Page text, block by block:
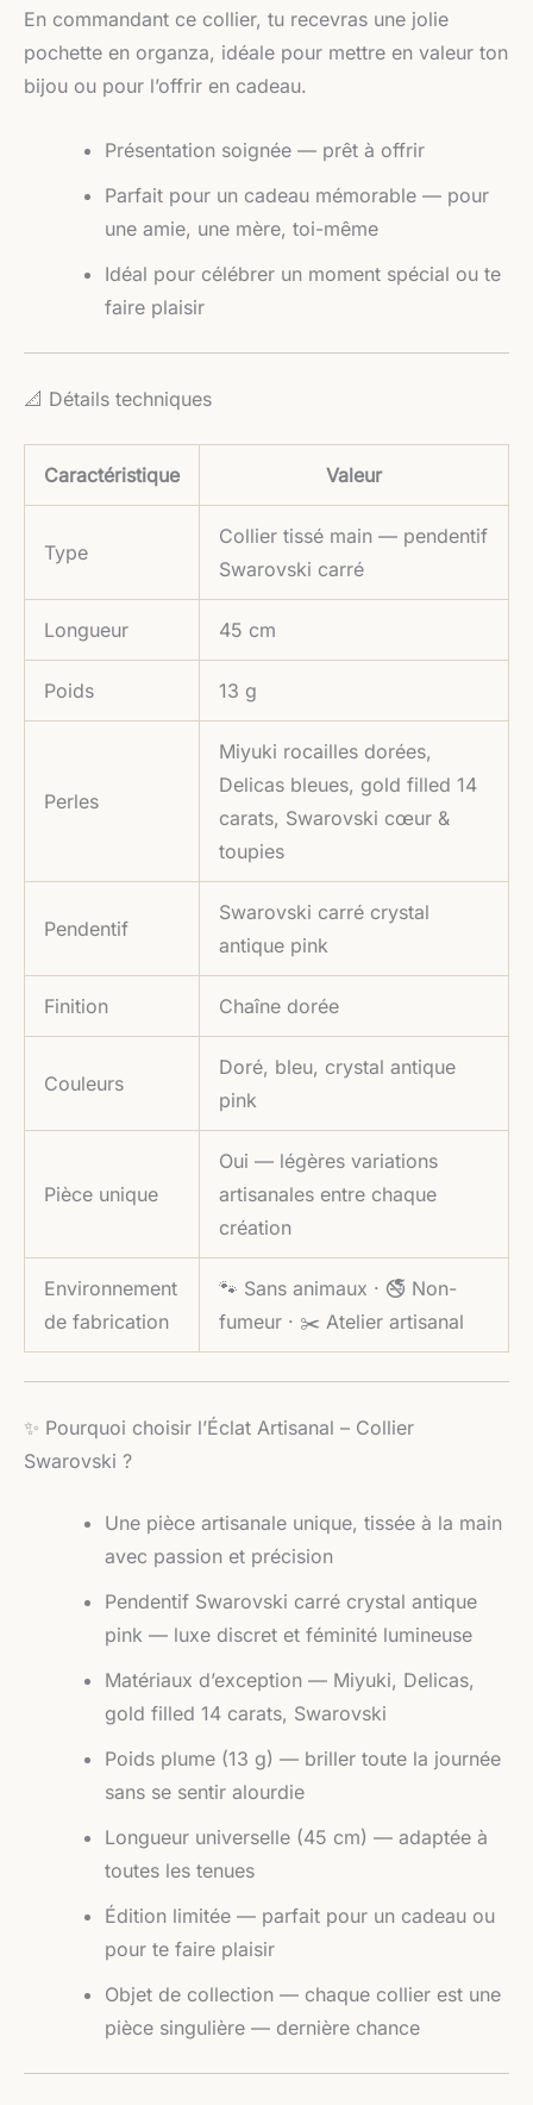
En commandant ce collier, tu recevras une jolie
pochette en organza, idéale pour mettre en valeur ton
bijou ou pour l’offrir en cadeau.
Présentation soignée — prêt à offrir
Parfait pour un cadeau mémorable — pour
une amie, une mère, toi-même
Idéal pour célébrer un moment spécial ou te
faire plaisir
📐 Détails techniques
Caractéristique Valeur
Type
Collier tissé main — pendentif
Swarovski carré
Longueur 45 cm
Poids 13 g
Perles
Miyuki rocailles dorées,
Delicas bleues, gold filled 14
carats, Swarovski cœur &
toupies
Pendentif
Swarovski carré crystal
antique pink
Finition Chaîne dorée
Couleurs
Doré, bleu, crystal antique
pink
Pièce unique
Oui — légères variations
artisanales entre chaque
création
Environnement
de fabrication
🐾 Sans animaux · 🚭 Non-
fumeur · ✂️ Atelier artisanal
✨ Pourquoi choisir l’Éclat Artisanal – Collier
Swarovski ?
Une pièce artisanale unique, tissée à la main
avec passion et précision
Pendentif Swarovski carré crystal antique
pink — luxe discret et féminité lumineuse
Matériaux d’exception — Miyuki, Delicas,
gold filled 14 carats, Swarovski
Poids plume (13 g) — briller toute la journée
sans se sentir alourdie
Longueur universelle (45 cm) — adaptée à
toutes les tenues
Édition limitée — parfait pour un cadeau ou
pour te faire plaisir
Objet de collection — chaque collier est une
pièce singulière — dernière chance